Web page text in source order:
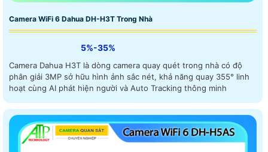
Camera WiFi 6 Dahua DH-H3T Trong Nhà
5%-35%
Camera Dahua H3T là dòng camera quay quét trong nhà có độ
phân giải 3MP sở hữu hình ảnh sắc nét, khả năng quay 355° linh
hoạt cùng AI phát hiện người và Auto Tracking thông minh